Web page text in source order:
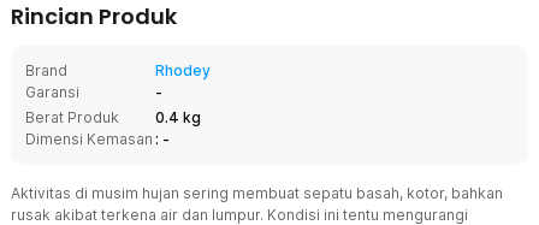
Rincian Produk
Brand
Rhodey
Garansi
-
Berat Produk
0.4 kg
Dimensi Kemasan : -
Aktivitas di musim hujan sering membuat sepatu basah, kotor, bahkan
rusak akibat terkena air dan lumpur. Kondisi ini tentu mengurangi